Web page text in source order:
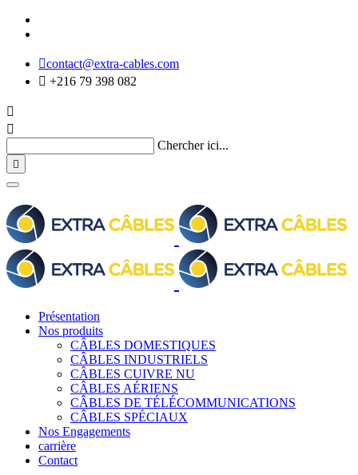
contact@extra-cables.com
 +216 79 398 082


Chercher ici...

Présentation
Nos produits
CÂBLES DOMESTIQUES
CÂBLES INDUSTRIELS
CÂBLES CUIVRE NU
CÂBLES AÉRIENS
CÂBLES DE TÉLÉCOMMUNICATIONS
CÂBLES SPÉCIAUX
Nos Engagements
carrière
Contact